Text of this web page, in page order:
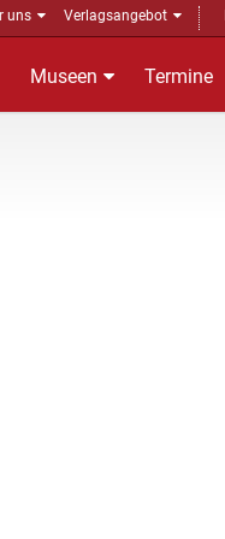
uns Verlagsangebot
Museen Termine